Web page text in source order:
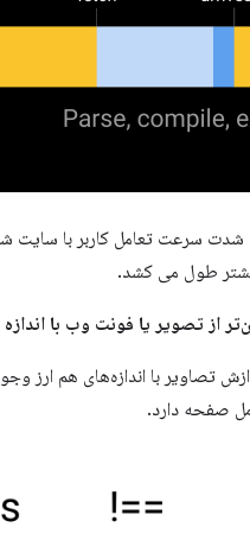
سرعت تعامل کاربر با سایت
طول می کشد.
از تصویر یا فونت وب با
تصاویر با اندازه‌های هم ارز